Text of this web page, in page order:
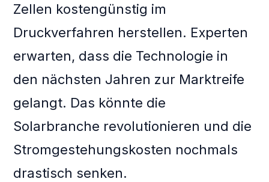
Zellen kostengünstig im
Druckverfahren herstellen. Experten
erwarten, dass die Technologie in
den nächsten Jahren zur Marktreife
gelangt. Das könnte die
Solarbranche revolutionieren und die
Stromgestehungskosten nochmals
drastisch senken.